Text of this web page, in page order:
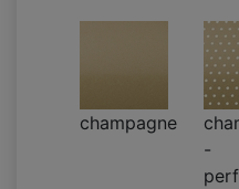
champagne
-